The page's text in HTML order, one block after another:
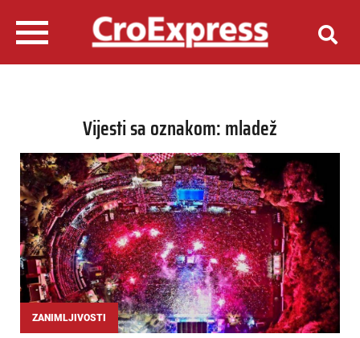
Vijesti sa oznakom: mladež
ZANIMLJIVOSTI